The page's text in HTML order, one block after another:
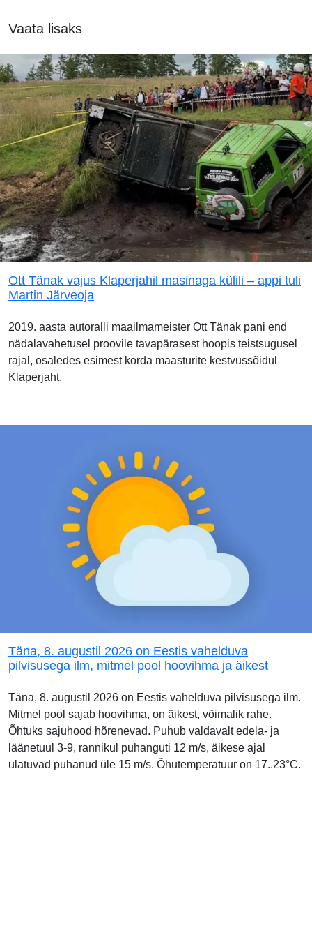
Vaata lisaks
Ott Tänak vajus Klaperjahil masinaga külili – appi tuli
Martin Järveoja
2019. aasta autoralli maailmameister Ott Tänak pani end
nädalavahetusel proovile tavapärasest hoopis teistsugusel
rajal, osaledes esimest korda maasturite kestvussõidul
Klaperjaht.
Täna, 8. augustil 2026 on Eestis vahelduva
pilvisusega ilm, mitmel pool hoovihma ja äikest
Täna, 8. augustil 2026 on Eestis vahelduva pilvisusega ilm.
Mitmel pool sajab hoovihma, on äikest, võimalik rahe.
Õhtuks sajuhood hõrenevad. Puhub valdavalt edela- ja
läänetuul 3-9, rannikul puhanguti 12 m/s, äikese ajal
ulatuvad puhanud üle 15 m/s. Õhutemperatuur on 17..23°C.